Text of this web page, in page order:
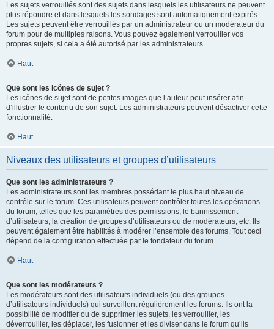
Les sujets verrouillés sont des sujets dans lesquels les utilisateurs ne peuvent
plus répondre et dans lesquels les sondages sont automatiquement expirés.
Les sujets peuvent être verrouillés par un administrateur ou un modérateur du
forum pour de multiples raisons. Vous pouvez également verrouiller vos
propres sujets, si cela a été autorisé par les administrateurs.
Haut
Que sont les icônes de sujet ?
Les icônes de sujet sont de petites images que l’auteur peut insérer afin
d’illustrer le contenu de son sujet. Les administrateurs peuvent désactiver cette
fonctionnalité.
Haut
Niveaux des utilisateurs et groupes d’utilisateurs
Que sont les administrateurs ?
Les administrateurs sont les membres possédant le plus haut niveau de
contrôle sur le forum. Ces utilisateurs peuvent contrôler toutes les opérations
du forum, telles que les paramètres des permissions, le bannissement
d’utilisateurs, la création de groupes d’utilisateurs ou de modérateurs, etc. Ils
peuvent également être habilités à modérer l’ensemble des forums. Tout ceci
dépend de la configuration effectuée par le fondateur du forum.
Haut
Que sont les modérateurs ?
Les modérateurs sont des utilisateurs individuels (ou des groupes
d’utilisateurs individuels) qui surveillent régulièrement les forums. Ils ont la
possibilité de modifier ou de supprimer les sujets, les verrouiller, les
déverrouiller, les déplacer, les fusionner et les diviser dans le forum qu’ils